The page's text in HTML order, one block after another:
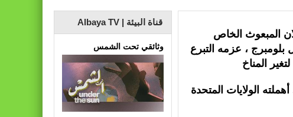
المبعوث الخاص
بلومبرج ، عزمه التبرع
الولايات المتحدة
قناة البيئة | Albaya TV
وثائقي تحت الشمس